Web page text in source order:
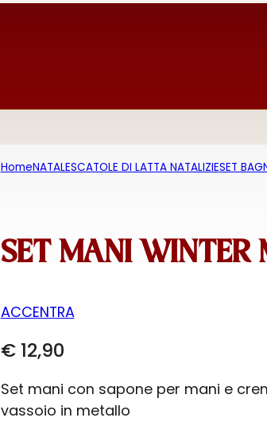
HomeNATALESCATOLE DI LATTA NATALIZIESET
SET MANI WINTER
ACCENTRA
€12,90
Set mani con sapone per mani e
vassoio in metallo